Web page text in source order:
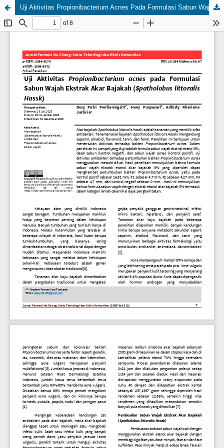
Uji Aktivitas Propionibacterium Acnes Pada Formulasi Sabun Wajah Ekstrak Akar Bajakah (Spatholobus littoralis Hassk.)